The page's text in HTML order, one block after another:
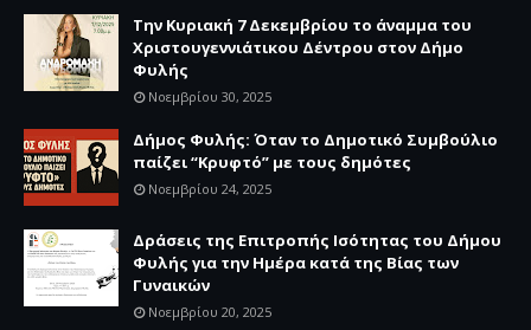
Την Κυριακή 7 Δεκεμβρίου το άναμμα του
Χριστουγεννιάτικου Δέντρου στον Δήμο
Φυλής
Νοεμβρίου 30, 2025
Δήμος Φυλής: Όταν το Δημοτικό Συμβούλιο
παίζει “Κρυφτό” με τους δημότες
Νοεμβρίου 24, 2025
Δράσεις της Επιτροπής Ισότητας του Δήμου
Φυλής για την Ημέρα κατά της Βίας των
Γυναικών
Νοεμβρίου 20, 2025